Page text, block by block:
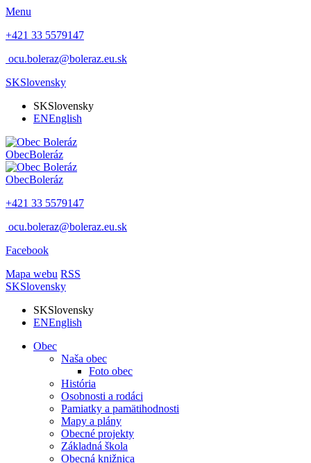
Menu
+421 33 5579147
ocu.boleraz@boleraz.eu.sk
SKSlovensky
SKSlovensky
ENEnglish
ObecBoleráz
ObecBoleráz
+421 33 5579147
ocu.boleraz@boleraz.eu.sk
Facebook
Mapa webu RSS
SKSlovensky
SKSlovensky
ENEnglish
Obec
Naša obec
Foto obec
História
Osobnosti a rodáci
Pamiatky a pamätihodnosti
Mapy a plány
Obecné projekty
Základná škola
Obecná knižnica